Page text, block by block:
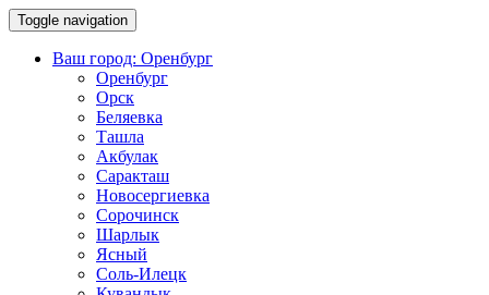
Toggle navigation
Ваш город: Оренбург
Оренбург
Орск
Беляевка
Ташла
Акбулак
Саракташ
Новосергиевка
Сорочинск
Шарлык
Ясный
Соль-Илецк